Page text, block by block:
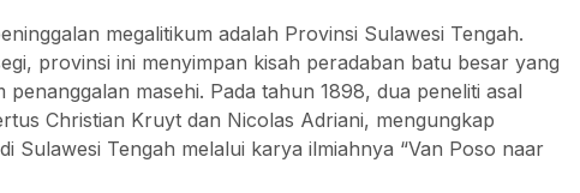
megalitikum adalah Provinsi Sulawesi Tengah.
provinsi ini menyimpan kisah peradaban batu besar yang
masehi. Pada tahun 1898, dua peneliti asal
Christian Kruyt dan Nicolas Adriani, mengungkap
Sulawesi Tengah melalui karya ilmiahnya “Van Poso naar